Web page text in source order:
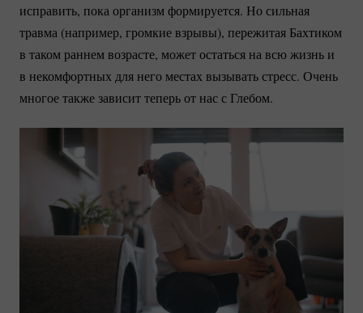
исправить, пока организм формируется. Но сильная
травма (например, громкие взрывы), пережитая Бахтиком
в таком раннем возрасте, может остаться на всю жизнь и
в некомфортных для него местах вызывать стресс. Очень
многое также зависит теперь от нас с Глебом.